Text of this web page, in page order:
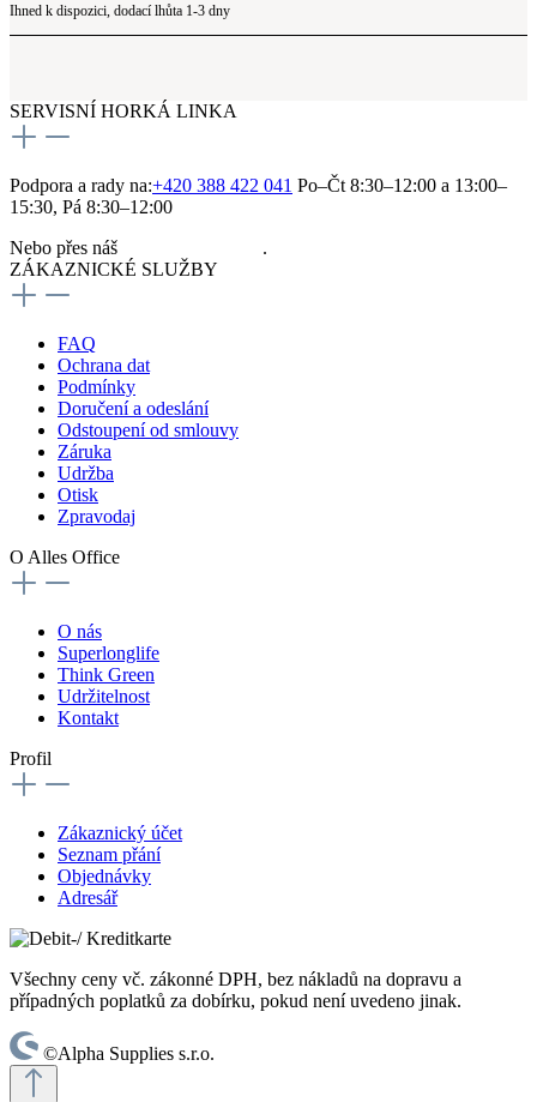
Ihned k dispozici, dodací lhůta 1-3 dny
SERVISNÍ HORKÁ LINKA
Podpora a rady na:+420 388 422 041 Po–Čt 8:30–12:00 a 13:00–
15:30, Pá 8:30–12:00
Nebo přes náš
.
ZÁKAZNICKÉ SLUŽBY
FAQ
Ochrana dat
Podmínky
Doručení a odeslání
Odstoupení od smlouvy
Záruka
Udržba
Otisk
Zpravodaj
O Alles Office
O nás
Superlonglife
Think Green
Udržitelnost
Kontakt
Profil
Zákaznický účet
Seznam přání
Objednávky
Adresář
Všechny ceny vč. zákonné DPH, bez nákladů na dopravu a
případných poplatků za dobírku, pokud není uvedeno jinak.
©Alpha Supplies s.r.o.